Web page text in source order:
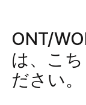
ONT/
は、こ
ださい。